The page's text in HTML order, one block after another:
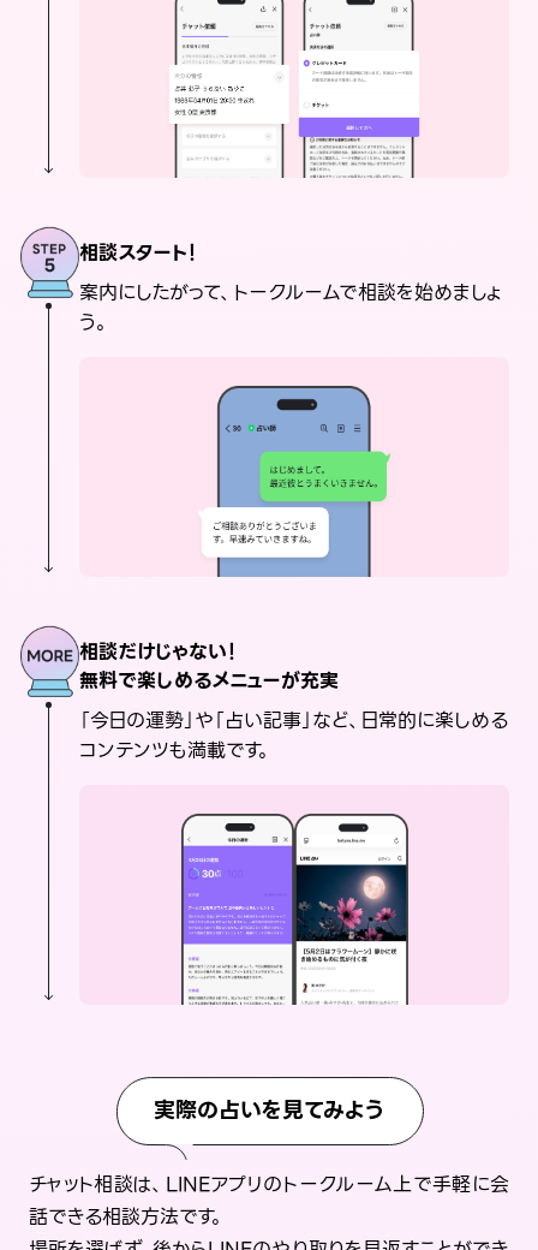
相談スタート！
案内にしたがって、トークルームで相談を始めましょ
う。
相談だけじゃない！
無料で楽しめるメニューが充実
「今日の運勢」や「占い記事」など、日常的に楽しめる
コンテンツも満載です。
実際の占いを見てみよう
チャット相談は、LINEアプリのトークルーム上で手軽に会
話できる相談方法です。